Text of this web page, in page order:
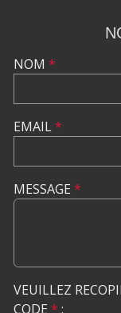
NOM *
EMAIL*
MESSAGE *
VEUILLEZ
CODE * :